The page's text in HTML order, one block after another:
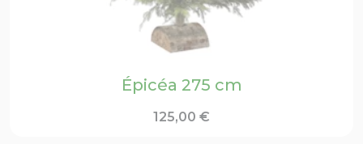
Épicéa 275 cm
125,00 €